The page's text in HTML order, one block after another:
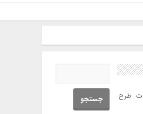
طرح